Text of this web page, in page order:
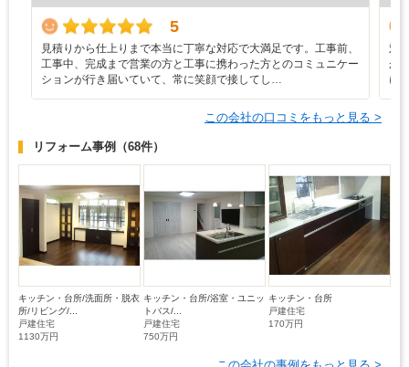
5
見積りから仕上りまで本当に丁寧な対応で大満足です。工事前、
工事中、完成まで営業の方と工事に携わった方とのコミュニケー
ションが行き届いていて、常に笑顔で接してし…
対
が
に
この会社の口コミをもっと見る >
リフォーム事例 （68件）
キッチン・台所/洗面所・脱衣
所/リビング/...
戸建住宅
1130万円
キッチン・台所/浴室・ユニッ
トバス/...
戸建住宅
750万円
キッチン・台所
戸建住宅
170万円